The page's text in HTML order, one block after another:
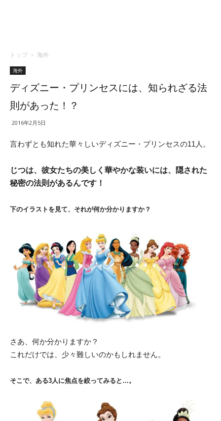
トップ 海外
海外
ディズニー・プリンセスには、知られざる法
則があった！？
2016年2月5日
言わずとも知れた華々しいディズニー・プリンセスの11人。
じつは、彼女たちの美しく華やかな装いには、隠された
秘密の法則があるんです！
下のイラストを見て、それが何か分かりますか？
さあ、何か分かりますか？
これだけでは、少々難しいのかもしれません。
そこで、ある3人に焦点を絞ってみると…。